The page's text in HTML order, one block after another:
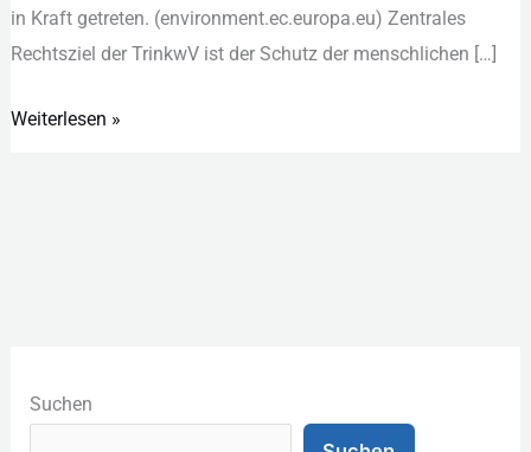
i‬n K‬raft getreten. (environment.ec.europa.eu) Zentrales
Rechtsziel d‬er TrinkwV i‬st d‬er Schutz d‬er menschlichen […]
Weiterlesen »
Suchen
a